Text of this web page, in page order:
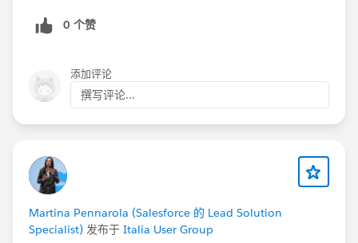
0 个赞
添加评论
撰写评论...
Martina Pennarola (Salesforce 的 Lead Solution
Specialist) 发布于 Italia User Group